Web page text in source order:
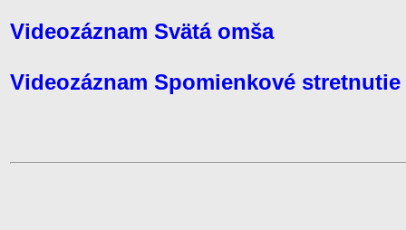
Videozáznam Svätá omša
Videozáznam Spomienkové stretnutie